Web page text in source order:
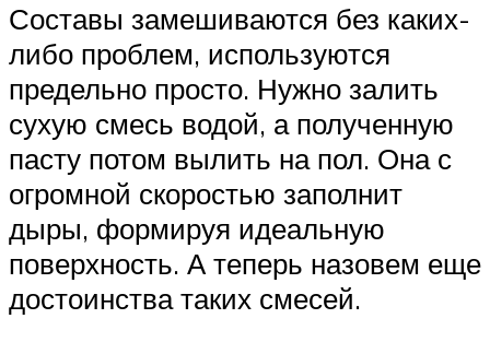
Составы замешиваются без каких-
либо проблем, используются
предельно просто. Нужно залить
сухую смесь водой, а полученную
пасту потом вылить на пол. Она с
огромной скоростью заполнит
дыры, формируя идеальную
поверхность. А теперь назовем еще
достоинства таких смесей.